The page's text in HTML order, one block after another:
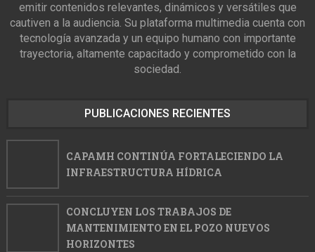
emitir contenidos relevantes, dinámicos y versátiles que
cautiven a la audiencia. Su plataforma multimedia cuenta con
tecnología avanzada y un equipo humano con importante
trayectoria, altamente capacitado y comprometido con la
sociedad.
PUBLICACIONES RECIENTES
CAPAMH CONTINÚA FORTALECIENDO LA
INFRAESTRUCTURA HÍDRICA
CONCLUYEN LOS TRABAJOS DE
MANTENIMIENTO EN EL POZO NUEVOS
HORIZONTES